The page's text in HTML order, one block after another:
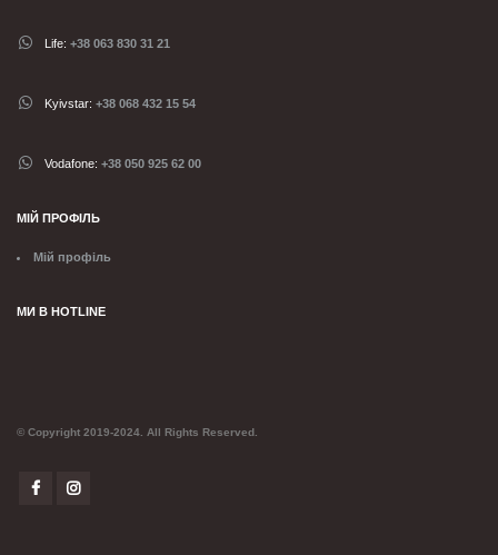
Life: +38 063 830 31 21
Kyivstar: +38 068 432 15 54
Vodafone: +38 050 925 62 00
МІЙ ПРОФІЛЬ
Мій профіль
МИ В HOTLINE
© Copyright 2019-2024. All Rights Reserved.